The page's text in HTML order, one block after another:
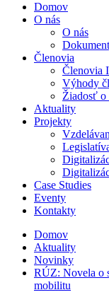
Domov
O nás
O nás
Členovia
Členovia
Výhody
Žiadosť o
Aktuality
Projekty
Case Studies
Eventy
Kontakty
Domov
Aktuality
Novinky
RÚZ: Novela o
mobilitu